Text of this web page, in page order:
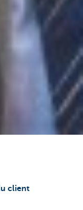
client